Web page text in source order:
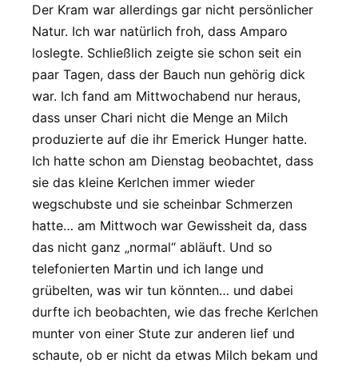
Der Kram war allerdings gar nicht persönlicher
Natur. Ich war natürlich froh, dass Amparo
loslegte. Schließlich zeigte sie schon seit ein
paar Tagen, dass der Bauch nun gehörig dick
war. Ich fand am Mittwochabend nur heraus,
dass unser Chari nicht die Menge an Milch
produzierte auf die ihr Emerick Hunger hatte.
Ich hatte schon am Dienstag beobachtet, dass
sie das kleine Kerlchen immer wieder
wegschubste und sie scheinbar Schmerzen
hatte… am Mittwoch war Gewissheit da, dass
das nicht ganz „normal“ abläuft. Und so
telefonierten Martin und ich lange und
grübelten, was wir tun könnten… und dabei
durfte ich beobachten, wie das freche Kerlchen
munter von einer Stute zur anderen lief und
schaute, ob er nicht da etwas Milch bekam und